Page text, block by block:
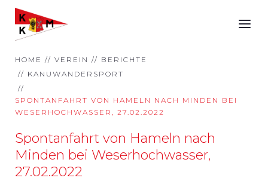
HOME VEREIN
BERICHTE
KANUWANDERSPORT
SPONTANFAHRT VON HAMELN NACH MINDEN BEI
WESERHOCHWASSER, 27.02.2022
Spontanfahrt von Hameln nach
Minden bei Weserhochwasser,
27.02.2022